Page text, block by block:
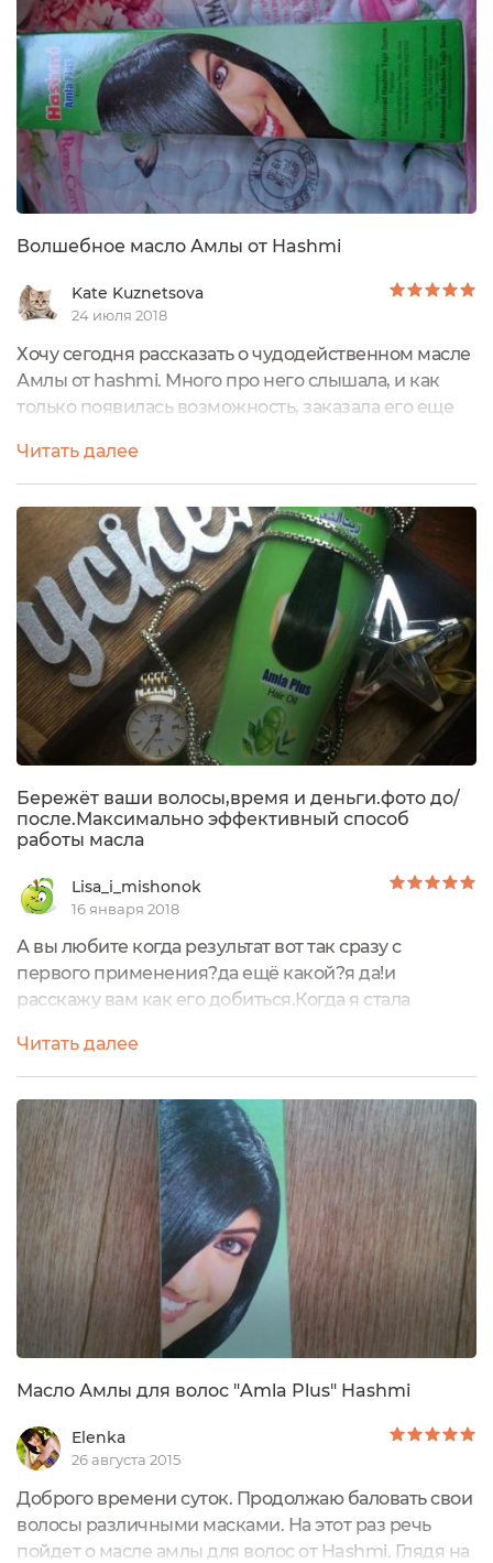
информация на русском языке. Бутылочка...
Волшебное масло Амлы от Hashmi
Kate Kuznetsova
24 июля 2018
Хочу сегодня рассказать о чудодейственном масле
Амлы от hashmi. Много про него слышала, и как
только появилась возможность, заказала его еще
Ecoville.ru, фото прилагается, с тех пор заказывала
его регулярно! Масло помещено в красивую
зеленую коробочку, на которой на русском и
английском языках указан состав, производитель
(Пакистан) и фото собственно...
Читать далее
Бережёт ваши волосы,время и деньги.фото до/
после.Максимально эффективный способ
работы масла
Lisa_i_mishonok
16 января 2018
А вы любите когда результат вот так сразу с
первого применения?да ещё какой?я да!и
расскажу вам как его добиться.Когда я стала
услышала о масле Амлы впервые,из уст продавца-
консультанта.Очень удивилась что не слышала о
нем раньше,ведь его так восхвалили мне (сейчас
конечно понимаю почему,ведь массмаркет так
далёк от этого всего...)И конечно решила
преобрести.Первые...
Читать далее
Масло Амлы для волос "Amla Plus" Hashmi
Elenka
26 августа 2015
Доброго времени суток. Продолжаю баловать свои
волосы различными масками. На этот раз речь
пойдет о масле амлы для волос от Hashmi. Глядя на